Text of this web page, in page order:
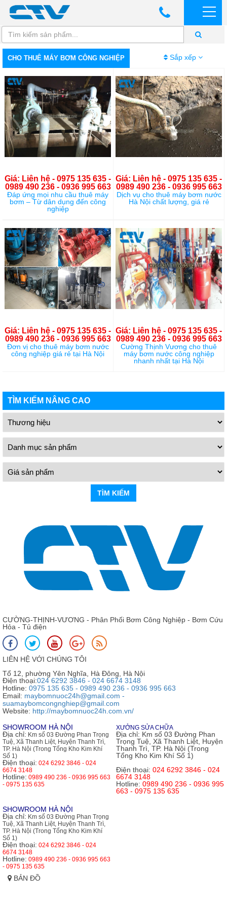
CHO THUÊ MÁY BƠM CÔNG NGHIỆP Sắp xếp
Giá: Liên hệ - 0975 135 635 -
0989 490 236 - 0936 995 663
Đáp ứng mọi nhu cầu thuê máy
bơm – Từ dân dụng đến công
nghiệp
Giá: Liên hệ - 0975 135 635 -
0989 490 236 - 0936 995 663
Dịch vụ cho thuê máy bơm nước
Hà Nội chất lượng, giá rẻ
Giá: Liên hệ - 0975 135 635 -
0989 490 236 - 0936 995 663
Đơn vị cho thuê máy bơm nước
công nghiệp giá rẻ tại Hà Nội
Giá: Liên hệ - 0975 135 635 -
0989 490 236 - 0936 995 663
Cường Thịnh Vương cho thuê
máy bơm nước công nghiệp
nhanh nhất tại Hà Nội
TÌM KIẾM NÂNG CAO
TÌM KIẾM
CƯỜNG-THỊNH-VƯƠNG - Phân Phối Bơm Công Nghiệp - Bơm Cứu
Hỏa - Tủ điện
LIÊN HỆ VỚI CHÚNG TÔI
Tổ 12, phường Yên Nghĩa, Hà Đông, Hà Nội
Điện thoại:024 6292 3846 - 024 6674 3148
Hotline: 0975 135 635 - 0989 490 236 - 0936 995 663
Email: maybomnuoc24h@gmail.com -
suamaybomcongnghiep@gmail.com
Website: http://maybomnuoc24h.com.vn/
SHOWROOM HÀ NỘI
Địa chỉ: Km số 03 Đường Phan Trọng
Tuệ, Xã Thanh Liệt, Huyện Thanh Trì,
TP. Hà Nội (Trong Tổng Kho Kim Khí
Số 1)
Điện thoại: 024 6292 3846 - 024
6674 3148
Hotline: 0989 490 236 - 0936 995 663
- 0975 135 635
XƯỞNG SỬA CHỮA
Địa chỉ: Km số 03 Đường Phan
Trọng Tuệ, Xã Thanh Liệt, Huyện
Thanh Trì, TP. Hà Nội (Trong
Tổng Kho Kim Khí Số 1)
Điện thoại: 024 6292 3846 - 024
6674 3148
Hotline: 0989 490 236 - 0936 995
663 - 0975 135 635
SHOWROOM HÀ NỘI
Địa chỉ: Km số 03 Đường Phan Trọng
Tuệ, Xã Thanh Liệt, Huyện Thanh Trì,
TP. Hà Nội (Trong Tổng Kho Kim Khí
Số 1)
Điện thoại: 024 6292 3846 - 024
6674 3148
Hotline: 0989 490 236 - 0936 995 663
- 0975 135 635
BẢN ĐỒ